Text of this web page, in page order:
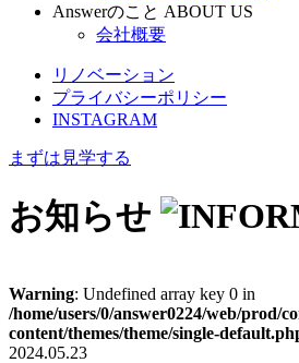
Answerのこと ABOUT US
会社概要
リノベーション
プライバシーポリシー
INSTAGRAM
まずは見学する
お知らせ
Warning: Undefined array key 0 in
/home/users/0/answer0224/web/prod/
content/themes/theme/single-
2024.05.23